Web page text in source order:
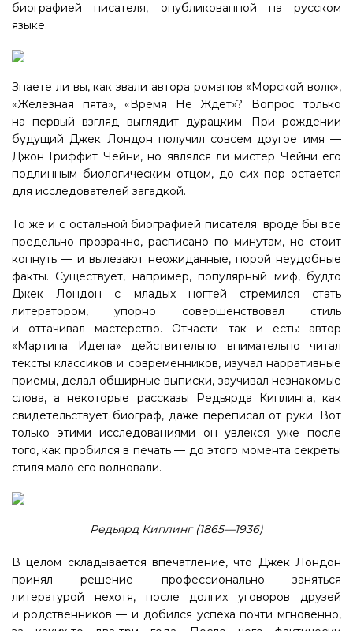
биографией писателя, опубликованной на русском
языке.
Знаете ли вы, как звали автора романов «Морской волк»,
«Железная пята», «Время Не Ждет»? Вопрос только
на первый взгляд выглядит дурацким. При рождении
будущий Джек Лондон получил совсем другое имя —
Джон Гриффит Чейни, но являлся ли мистер Чейни его
подлинным биологическим отцом, до сих пор остается
для исследователей загадкой.
То же и с остальной биографией писателя: вроде бы все
предельно прозрачно, расписано по минутам, но стоит
копнуть — и вылезают неожиданные, порой неудобные
факты. Существует, например, популярный миф, будто
Джек Лондон с младых ногтей стремился стать
литератором, упорно совершенствовал стиль
и оттачивал мастерство. Отчасти так и есть: автор
«Мартина Идена» действительно внимательно читал
тексты классиков и современников, изучал нарративные
приемы, делал обширные выписки, заучивал незнакомые
слова, а некоторые рассказы Редьярда Киплинга, как
свидетельствует биограф, даже переписал от руки. Вот
только этими исследованиями он увлекся уже после
того, как пробился в печать — до этого момента секреты
стиля мало его волновали.
Редьярд Киплинг (1865—1936)
В целом складывается впечатление, что Джек Лондон
принял решение профессионально заняться
литературой нехотя, после долгих уговоров друзей
и родственников — и добился успеха почти мгновенно,